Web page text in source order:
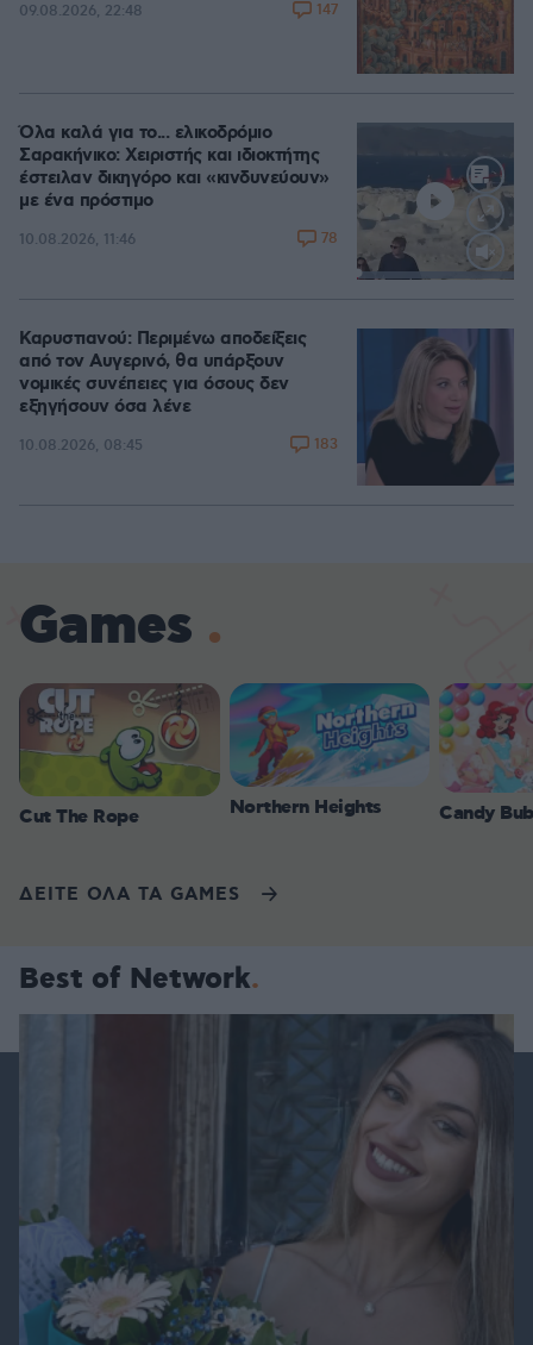
09.08.2026, 22:48 147
Loaded
Όλα καλά για το... ελικοδρόμιο
Σαρακήνικο: Χειριστής και ιδιοκτήτης
έστειλαν δικηγόρο και «κινδυνεύουν»
με ένα πρόστιμο
10.08.2026, 11:46 78
Καρυστιανού: Περιμένω αποδείξεις
από τον Αυγερινό, θα υπάρξουν
νομικές συνέπειες για όσους δεν
εξηγήσουν όσα λένε
10.08.2026, 08:45 183
Games
Cut The Rope Northern Heights Candy
ΔΕΙΤΕ ΟΛΑ ΤΑ GAMES
Best of Network